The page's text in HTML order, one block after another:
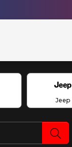
Jeep